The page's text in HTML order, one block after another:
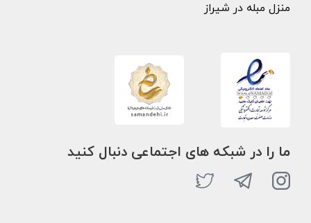
منزل مبله در شیراز
ما را در شبکه های اجتماعی دنبال کنید